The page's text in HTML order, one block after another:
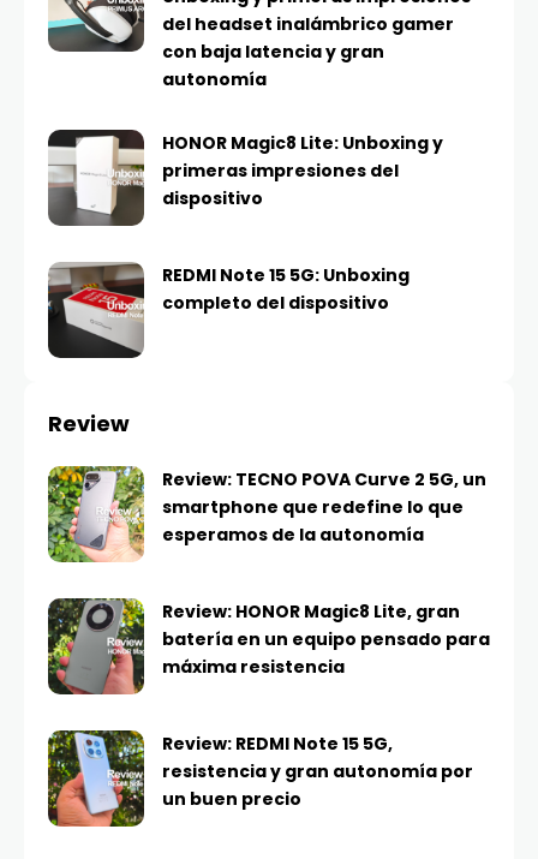
del headset inalámbrico gamer
con baja latencia y gran
autonomía
HONOR Magic8 Lite: Unboxing y
primeras impresiones del
dispositivo
REDMI Note 15 5G: Unboxing
completo del dispositivo
Review
Review: TECNO POVA Curve 2 5G, un
smartphone que redefine lo que
esperamos de la autonomía
Review: HONOR Magic8 Lite, gran
batería en un equipo pensado para
máxima resistencia
Review: REDMI Note 15 5G,
resistencia y gran autonomía por
un buen precio